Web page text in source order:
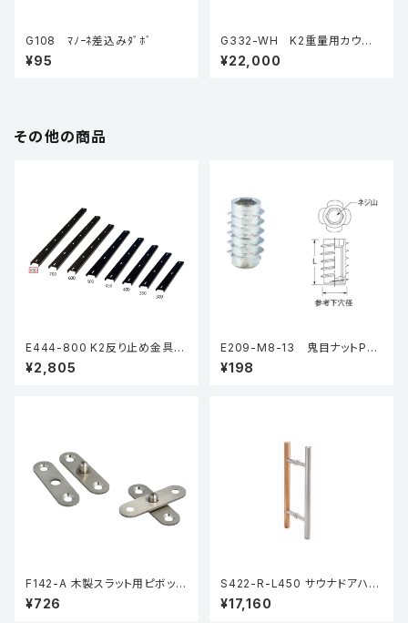
G108 ﾏﾉｰﾈ差込みﾀﾞﾎﾞ
¥95
G332-WH K2重量用カウン
ターテーブル金具
¥22,000
その他の商品
E444-800 K2反り止め金具
高さ13mm
¥2,805
E209-M8-13 鬼目ナットPタ
イプ（5個入り）
¥198
F142-A 木製スラット用ピボット
ヒンジ
¥726
S422-R-L450 サウナドアハン
ドル
¥17,160